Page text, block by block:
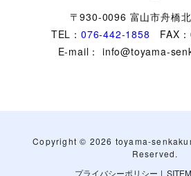
〒930-0096 富山市舟橋
TEL： 076-442-1858 FAX
E-mail： info@toyama-
Copyright © 2026 toyama-
Reserved.
プライバシーポリシー |